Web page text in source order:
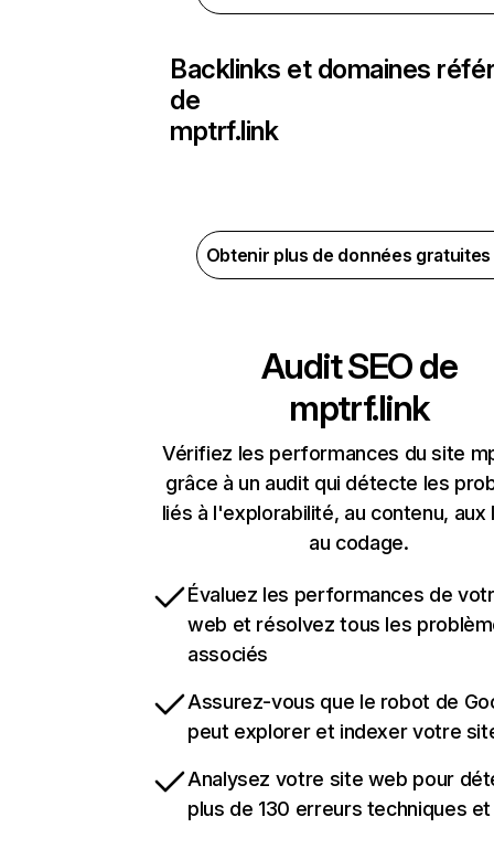
Backlinks et domaines
de
mptrf.link
Obtenir plus de données
Audit SEO de
mptrf.link
Vérifiez les performances du site
grâce à un audit qui détecte les
liés à l'explorabilité, au contenu, aux
au codage.
Évaluez les performances de
web et résolvez tous les
associés
Assurez-vous que le robot de
peut explorer et indexer votre
Analysez votre site web pour
plus de 130 erreurs techniques et